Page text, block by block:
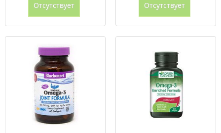
Отсутствует Отсутствует